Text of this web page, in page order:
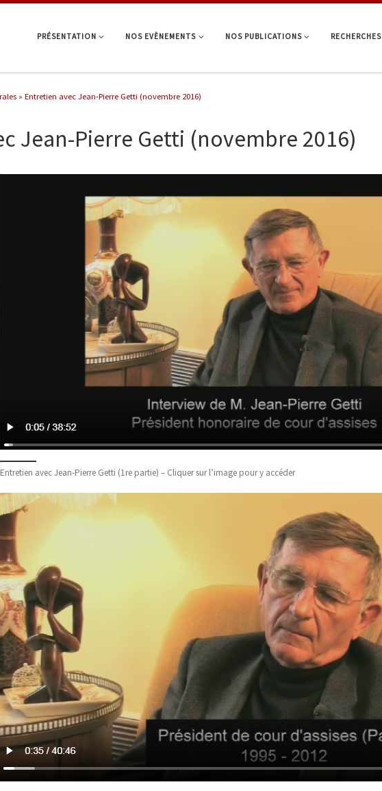
PRÉSENTATION NOS EVÈNEMENTS NOS PUBLICATIONS RECHERCHES
» Entretien avec Jean-Pierre Getti (novembre 2016)
Jean-Pierre Getti (novembre 2016)
Entretien avec Jean-Pierre Getti (1re partie) – Cliquer sur l’image pour y accéder